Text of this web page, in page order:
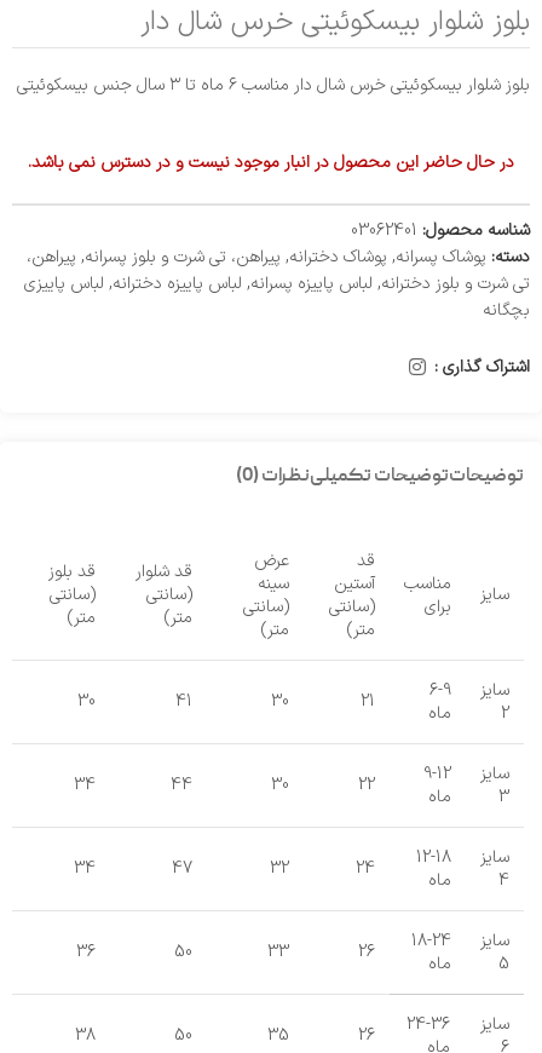
بلوز شلوار بیسکوئیتی خرس شال دار
بلوز شلوار بیسکوئیتی خرس شال دار مناسب ۶ ماه تا ۳ سال جنس بیسکوئیتی
در حال حاضر این محصول در انبار موجود نیست و در دسترس نمی باشد.
شناسه محصول: 03062401
دسته: پوشاک پسرانه, پوشاک دخترانه, پیراهن، تی شرت و بلوز پسرانه, پیراهن،
تی شرت و بلوز دخترانه, لباس پاییزه پسرانه, لباس پاییزه دخترانه, لباس پاییزی
بچگانه
اشتراک گذاری :
توضیحاتتوضیحات تکمیلینظرات (0)
سایز
مناسب
برای
قد
آستین
(سانتی
متر)
عرض
سینه
(سانتی
متر)
قد شلوار
(سانتی
متر)
قد بلوز
(سانتی
متر)
سایز
2
6-9
ماه
21
30
41
30
سایز
3
9-12
ماه
22
30
44
34
سایز
4
12-18
ماه
24
32
47
34
سایز
5
18-24
ماه
26
33
50
36
سایز
6
24-36
ماه
26
35
50
38